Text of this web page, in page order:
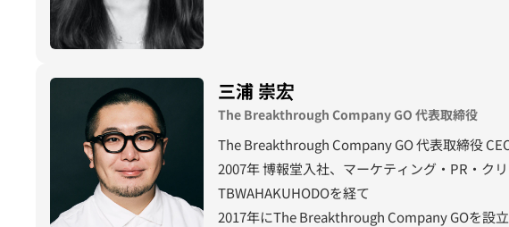
三浦 崇宏
The Breakthrough Company GO 代表取締役
The Breakthrough Company GO 代表取締役
2007年 博報堂入社、マーケティング・PR・ク
TBWAHAKUHODOを経て
2017年にThe Breakthrough Company GOを設立